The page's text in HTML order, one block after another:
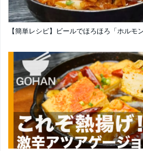
【簡単レシピ】ビールでほろほろ「ホルモ